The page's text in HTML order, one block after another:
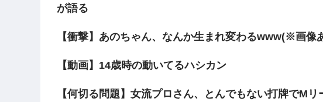
が語る
【衝撃】あのちゃん、なんか生まれ変わるwww(※画像
【動画】14歳時の動いてるハシカン
【何切る問題】女流プロさん、とんでもない打牌でM